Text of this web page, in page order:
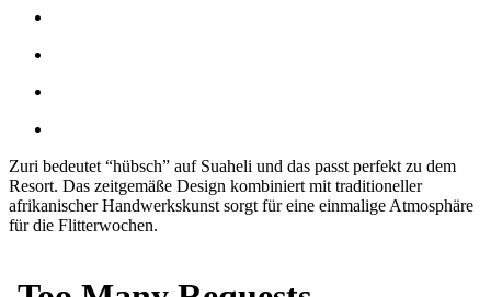
Zuri bedeutet “hübsch” auf Suaheli und das passt perfekt zu dem
Resort. Das zeitgemäße Design kombiniert mit traditioneller
afrikanischer Handwerkskunst sorgt für eine einmalige Atmosphäre
für die Flitterwochen.